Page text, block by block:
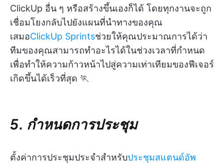
ClickUp อื่น ๆ หรือสร้างขึ้นเองก็ได้ โดยทุกงานจะถูก
เชื่อมโยงกลับไปยังแผนที่นำทางของคุณ
เสมอClickUp Sprintsช่วยให้คุณประมาณการได้ว่า
ทีมของคุณสามารถทำอะไรได้ในช่วงเวลาที่กำหนด
เพื่อทำให้ความก้าวหน้าไปสู่ความเท่าเทียมของฟีเจอร์
เกิดขึ้นได้เร็วที่สุด 🏃
5. กำหนดการประชุม
ตั้งค่าการประชุมประจำสำหรับประชุมสแตนด์อัพ